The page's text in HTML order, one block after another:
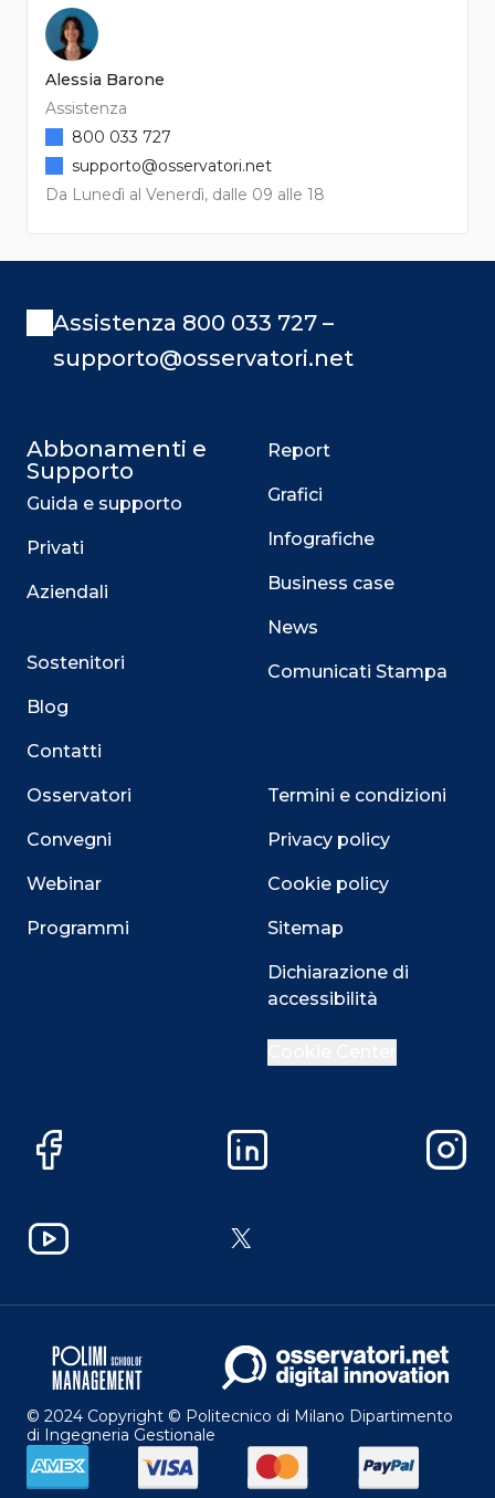
Alessia Barone
Assistenza
Da Lunedì al Venerdì, dalle 09 alle 18
800 033 727
supporto@osservatori.net
Assistenza 800 033 727 –
supporto@osservatori.net
Abbonamenti e
Supporto
Guida e supporto
Privati
Aziendali
Sostenitori
Blog
Contatti
Osservatori
Convegni
Webinar
Programmi
Report
Grafici
Infografiche
Business case
News
Comunicati Stampa
Termini e condizioni
Privacy policy
Cookie policy
Sitemap
Dichiarazione di
accessibilità
Facebook LinkedIn
YouTube X
© 2024 Copyright © Politecnico di Milano Dipartimento
di Ingegneria Gestionale